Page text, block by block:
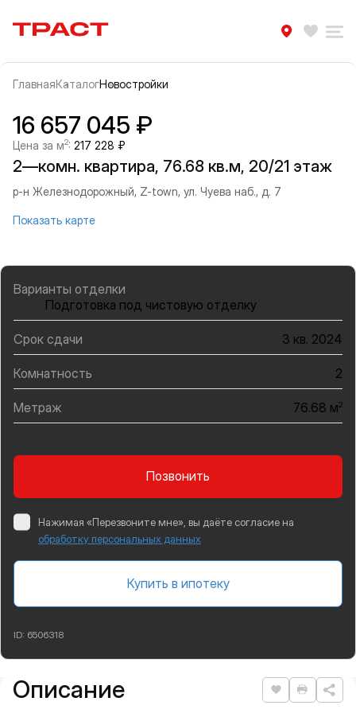
Траст | Служба недвижимости
ГлавнаяКаталогНовостройки
Информация об объекте
Галерея
16 657 045 ₽
Цена за м2: 217 228 ₽
2—комн. квартира, 76.68 кв.м, 20/21 этаж
р-н Железнодорожный, Z-town, ул. Чуева наб., д. 7
Показать карте
Варианты отделки
Подготовка под чистовую отделку
Срок сдачи 3 кв. 2024
Комнатность 2
Метраж 76.68 м2
Позвонить
Нажимая «Перезвоните мне», вы даёте согласие на
обработку персональных данных
Купить в ипотеку
ID: 6506318
Подробная информация
Описание Нравится